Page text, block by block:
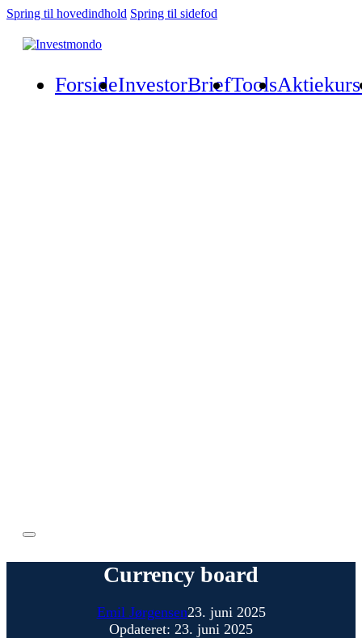
Spring til hovedindhold Spring til sidefod
ForsideInvestorBriefTools
Currency board
Emil Jørgensen23. juni 2025
Opdateret: 23. juni 2025